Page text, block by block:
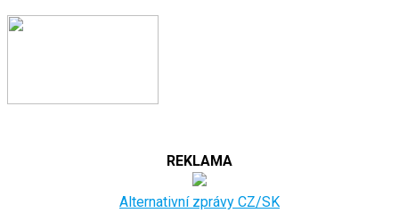
REKLAMA
Alternativní zprávy CZ/SK